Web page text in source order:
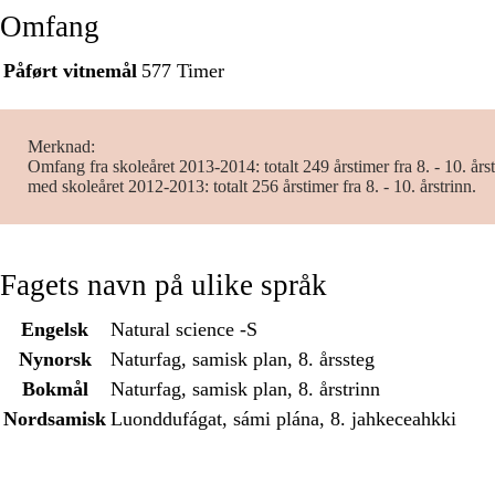
Omfang
Påført vitnemål 577 Timer
Merknad
Omfang fra skoleåret 2013-2014: totalt 249 årstimer fra 8. - 10.
med skoleåret 2012-2013: totalt 256 årstimer fra 8. - 10. årstrinn.
Fagets navn på ulike språk
Engelsk
Natural science -S
Nynorsk
Naturfag, samisk plan, 8. årssteg
Bokmål
Naturfag, samisk plan, 8. årstrinn
Nordsamisk Luonddufágat, sámi plána, 8. jahkeceahkki